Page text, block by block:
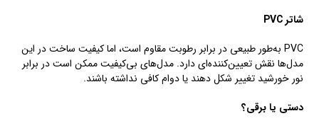
شاترPVC
PVC به‌طور طبیعی در برابر رطوبت مقاوم است، اما کیفیت ساخت در این
مدل‌ها نقش تعیین‌کننده‌ای دارد. مدل‌های بی‌کیفیت ممکن است در برابر
نور خورشید تغییر شکل دهند یا دوام کافی نداشته باشند.
دستی یا برقی؟